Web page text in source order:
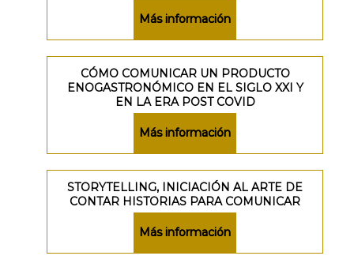
Más información
CÓMO COMUNICAR UN PRODUCTO
ENOGASTRONÓMICO EN EL SIGLO XXI Y
EN LA ERA POST COVID
Más información
STORYTELLING, INICIACIÓN AL ARTE DE
CONTAR HISTORIAS PARA COMUNICAR
Más información